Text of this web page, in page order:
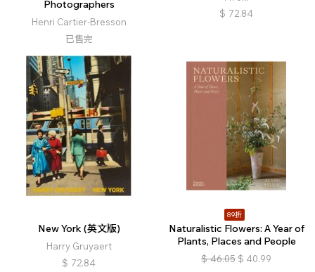
Photographers
Henri Cartier-Bresson
已售完
$ 72.84
New York (英文版)
Harry Gruyaert
$ 72.84
89折
Naturalistic Flowers: A Year of
Plants, Places and People
$ 46.05 $ 40.99